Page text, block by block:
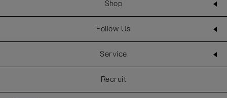
Shop
Follow Us
Service
Recruit